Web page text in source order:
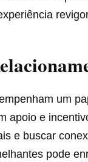
um
apoio e
e buscar
pode